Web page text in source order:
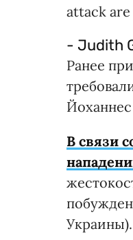
attack
- Judith
Ранее
В связи
Украины).